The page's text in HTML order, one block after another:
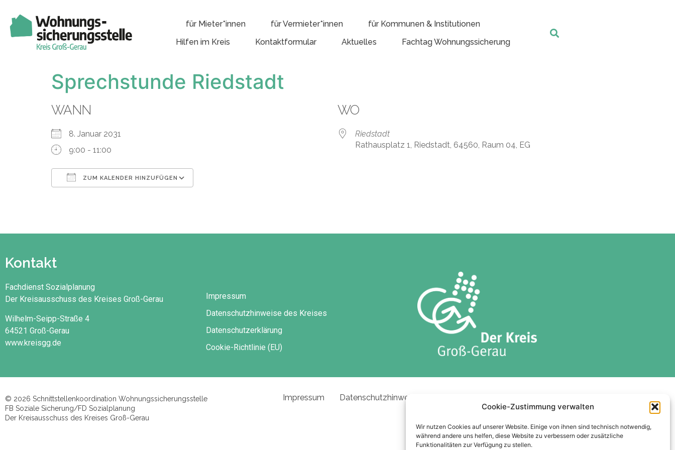
Cookie-Zustimmung verwalten
Wir nutzen Cookies auf unserer Website. Einige von ihnen sind technisch notwendig,
während andere uns helfen, diese Website zu verbessern oder zusätzliche
Funktionalitäten zur Verfügung zu stellen.
für Mieter*innen für Vermieter*innen
für Kommunen & Institutionen
Hilfen im Kreis
Kontaktformular Aktuelles Fachtag Wohnungssicherung
Sprechstunde Riedstadt
WANN
8. Januar 2031
9:00 - 11:00
ZUM KALENDER HINZUFÜGEN
WO
Riedstadt
Rathausplatz 1, Riedstadt, 64560, Raum 04, EG
Kontakt
Fachdienst Sozialplanung
Der Kreisausschuss des Kreises Groß-Gerau
Wilhelm-Seipp-Straße 4
64521 Groß-Gerau
www.kreisgg.de
Impressum
Datenschutzhinweise des Kreises
Datenschutzerklärung
Cookie-Richtlinie (EU)
© 2026 Schnittstellenkoordination Wohnungssicherungsstelle
FB Soziale Sicherung/FD Sozialplanung
Der Kreisausschuss des Kreises Groß-Gerau
Impressum Datenschutzhinweise des Kreises